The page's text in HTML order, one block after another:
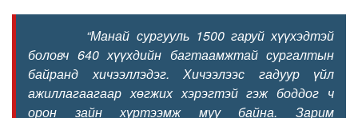
“Манай сургууль 1500 гаруй хүүхэдтэй
боловч 640 хүүхдийн багтаамжтай сургалтын
байранд хичээллэдэг. Хичээлээс гадуур үйл
ажиллагаагаар хөгжих хэрэгтэй гэж боддог ч
орон зайн хүртээмж муу байна. Зарим